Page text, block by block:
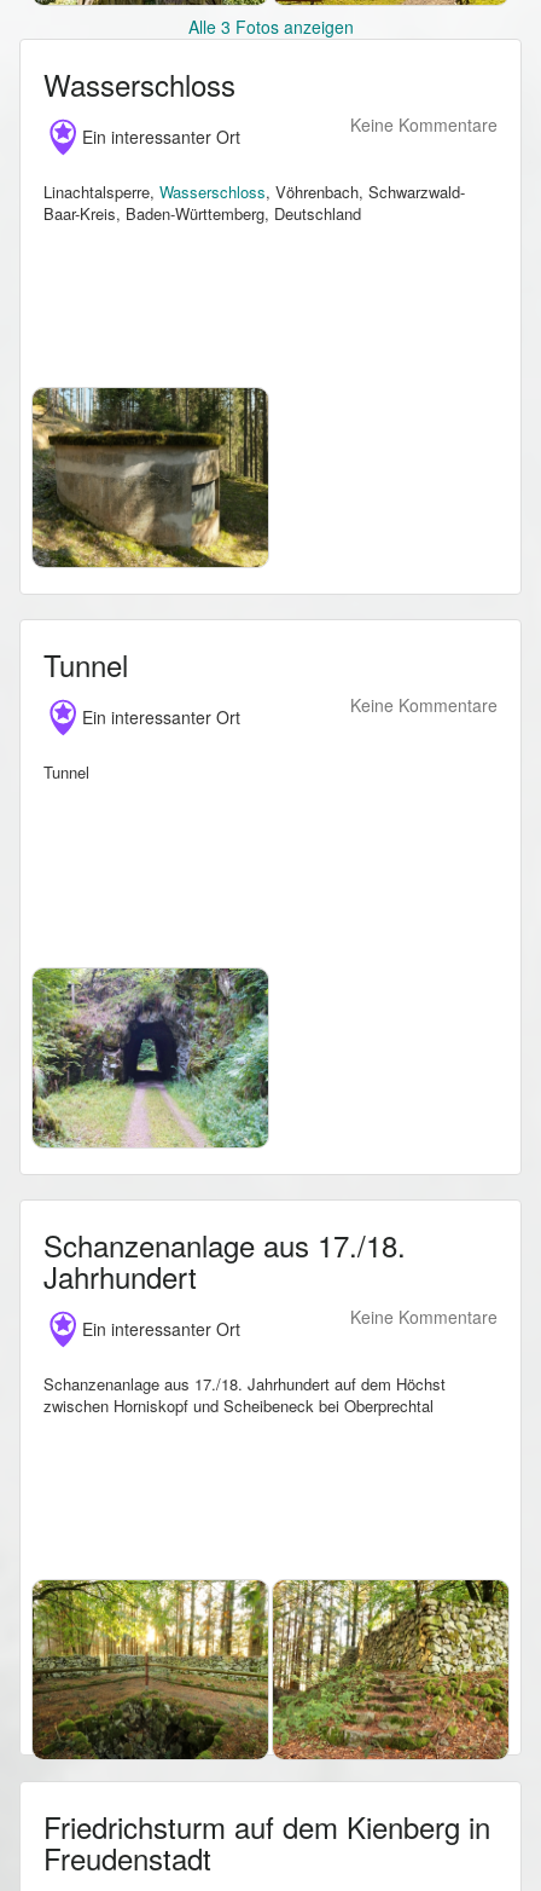
Alle 3 Fotos anzeigen
Wasserschloss
Ein interessanter Ort
Keine Kommentare
Linachtalsperre, Wasserschloss, Vöhrenbach, Schwarzwald-
Baar-Kreis, Baden-Württemberg, Deutschland
Tunnel
Ein interessanter Ort
Keine Kommentare
Tunnel
Schanzenanlage aus 17./18.
Jahrhundert
Ein interessanter Ort
Keine Kommentare
Schanzenanlage aus 17./18. Jahrhundert auf dem Höchst
zwischen Horniskopf und Scheibeneck bei Oberprechtal
Friedrichsturm auf dem Kienberg in
Freudenstadt